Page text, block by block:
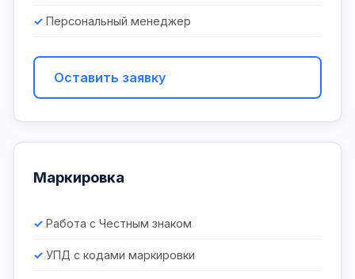
Персональный менеджер
Оставить заявку
Маркировка
Работа с Честным знаком
УПД с кодами маркировки